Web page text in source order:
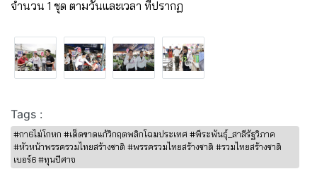
จำนวน 1 ชุด ตามวันและเวลา ที่ปรากฏ
Tags :
#กา6ไม่โกหก #เด็ดขาดแก้วิกฤตพลิกโฉมประเทศ #พีระพันธุ์_สาลีรัฐวิภาค
#หัวหน้าพรรครวมไทยสร้างชาติ #พรรครวมไทยสร้างชาติ #รวมไทยสร้างชาติ
เบอร์6 #ทุนปีศาจ